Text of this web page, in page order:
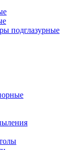
подглазурные